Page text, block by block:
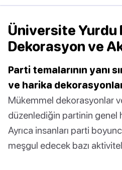
Üniversite Yurdu
Dekorasyon ve
Parti temalarının yanı
ve harika
Mükemmel dekorasyonlar
düzenlediğin partinin genel
Ayrıca insanları parti
meşgul edecek bazı